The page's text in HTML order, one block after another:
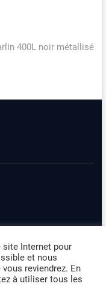
400L noir métallisé
du site
Mentions légales
Internet pour
et nous
reviendrez. En
à utiliser tous les